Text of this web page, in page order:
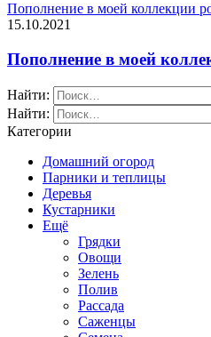
Пополнение в моей коллекции
15.10.2021
Пополнение в моей
Найти:
Найти:
Категории
Домашний огород
Парники и теплицы
Деревья
Кустарники
Ещё
Грядки
Овощи
Зелень
Полив
Рассада
Саженцы